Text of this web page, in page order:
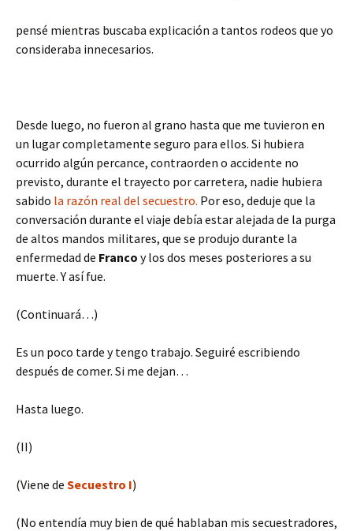
pensé mientras buscaba explicación a tantos rodeos que yo
consideraba innecesarios.
Desde luego, no fueron al grano hasta que me tuvieron en
un lugar completamente seguro para ellos. Si hubiera
ocurrido algún percance, contraorden o accidente no
previsto, durante el trayecto por carretera, nadie hubiera
sabido la razón real del secuestro. Por eso, deduje que la
conversación durante el viaje debía estar alejada de la purga
de altos mandos militares, que se produjo durante la
enfermedad de Franco y los dos meses posteriores a su
muerte. Y así fue.
(Continuará…)
Es un poco tarde y tengo trabajo. Seguiré escribiendo
después de comer. Si me dejan…
Hasta luego.
(II)
(Viene de Secuestro I)
(No entendía muy bien de qué hablaban mis secuestradores,